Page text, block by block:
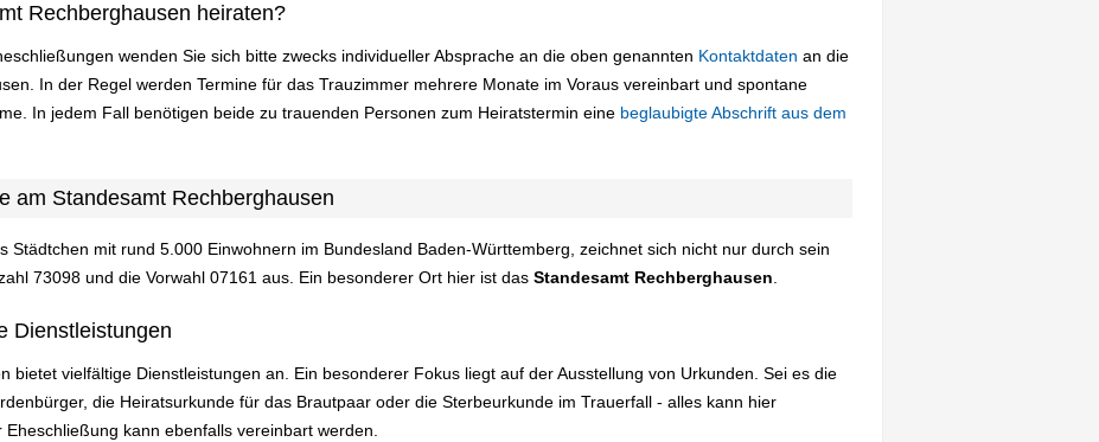
Rechberghausen heiraten?
wenden Sie sich bitte zwecks individueller Absprache an die oben genannten Kontaktdaten an die
In der Regel werden Termine für das Trauzimmer mehrere Monate im Voraus vereinbart und spontane
In jedem Fall benötigen beide zu trauenden Personen zum Heiratstermin eine beglaubigte Abschrift aus dem
am Standesamt Rechberghausen
Städtchen mit rund 5.000 Einwohnern im Bundesland Baden-Württemberg, zeichnet sich nicht nur durch sein
73098 und die Vorwahl 07161 aus. Ein besonderer Ort hier ist das Standesamt Rechberghausen.
Dienstleistungen
bietet vielfältige Dienstleistungen an. Ein besonderer Fokus liegt auf der Ausstellung von Urkunden. Sei es die
die Heiratsurkunde für das Brautpaar oder die Sterbeurkunde im Trauerfall - alles kann hier
kann ebenfalls vereinbart werden.